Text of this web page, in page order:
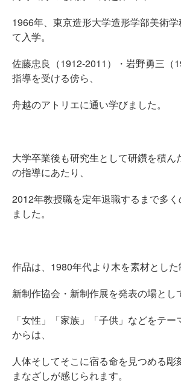
1966年、東京造形大学造形学部美術
て入学。
佐藤忠良（1912-2011）・岩野勇三（
指導を受ける傍ら、
舟越のアトリエに通い学びました。
大学卒業後も研究生として研鑽を積ん
の指導にあたり、
2012年教授職を定年退職するまで多
ました。
作品は、1980年代より木を素材とした
新制作協会・新制作展を発表の場とし
「女性」「家族」「子供」などをテ
からは、
人体そしてそこに宿る命を見つめる彫
まなざしが感じられます。